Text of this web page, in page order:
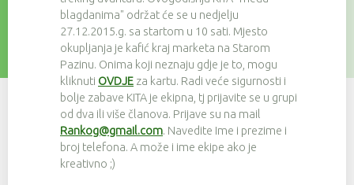
blagdanima" održat će se u nedjelju
27.12.2015.g. sa startom u 10 sati. Mjesto
okupljanja je kafić kraj marketa na Starom
Pazinu. Onima koji neznaju gdje je to, mogu
kliknuti OVDJE za kartu. Radi veće sigurnosti i
bolje zabave KITA je ekipna, tj prijavite se u grupi
od dva ili više članova. Prijave su na mail
Rankog@gmail.com. Navedite Ime i prezime i
broj telefona. A može i ime ekipe ako je
kreativno ;)